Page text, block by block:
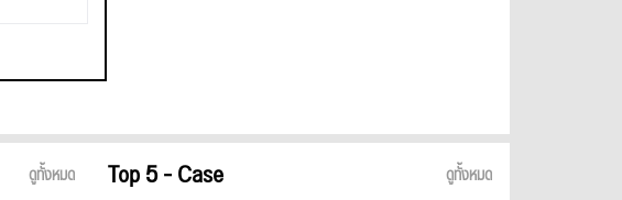
ดูทั้งหมด Top 5 - Case ดูทั้งหมด